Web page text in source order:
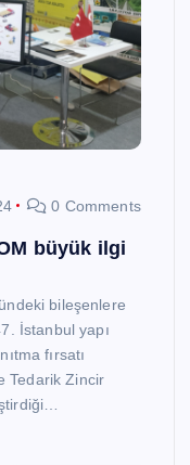
0 Comments
büyük ilgi
bileşenlere
İstanbul yapı
fırsatı
Tedarik Zincir